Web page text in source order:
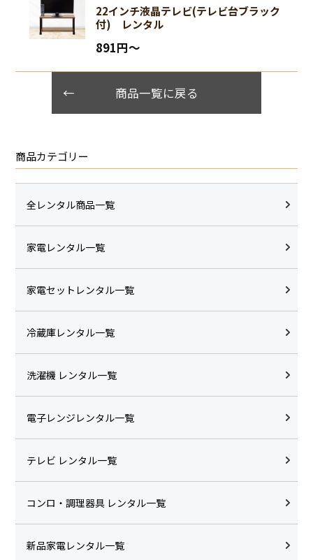
22インチ液晶テレビ(テレビ台ブラック
付) レンタル
891円〜
商品一覧に戻る
商品カテゴリー
全レンタル商品一覧
家電レンタル一覧
家電セットレンタル一覧
冷蔵庫レンタル一覧
洗濯機 レンタル一覧
電子レンジレンタル一覧
テレビ レンタル一覧
コンロ・調理器具 レンタル一覧
新品家電レンタル一覧